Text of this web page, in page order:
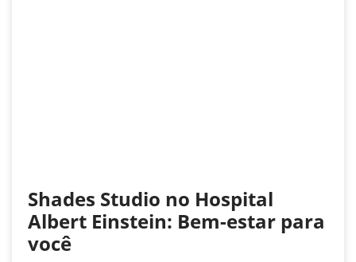
Shades Studio no Hospital
Albert Einstein: Bem-estar para
você